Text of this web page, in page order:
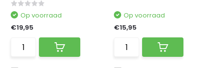
Op voorraad
€19,95
Op voorraad
€15,95